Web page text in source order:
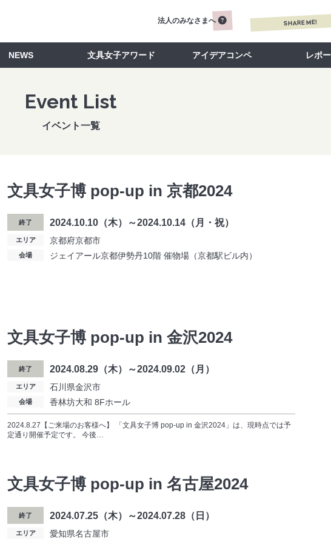
NEWS 文具女子アワード アイデアコンペ レポ
法人のみなさまへ SHARE ME!
Event List
イベント一覧
文具女子博 pop-up in 京都2024
終了 2024.10.10（木）～2024.10.14（月・祝）
エリア 京都府京都市
会場 ジェイアール京都伊勢丹10階 催物場（京都駅ビル内）
文具女子博 pop-up in 金沢2024
終了 2024.08.29（木）～2024.09.02（月）
エリア 石川県金沢市
会場 香林坊大和 8Fホール
2024.8.27【ご来場のお客様へ】 「文具女子博 pop-up in 金沢2024」は、現時点では予
定通り開催予定です。 今後…
文具女子博 pop-up in 名古屋2024
終了 2024.07.25（木）～2024.07.28（日）
エリア 愛知県名古屋市